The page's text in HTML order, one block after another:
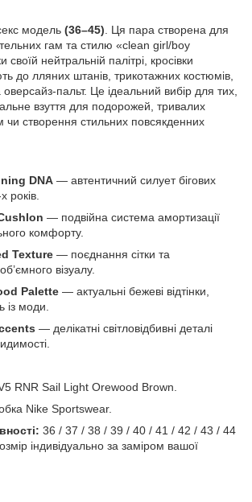
модель (36–45) . Ця пара створена для
гам та стилю «clean girl/boy
нейтральній палітрі, кросівки
до лляних штанів, трикотажних костюмів,
оверсайз-пальт. Це ідеальний вибір для тих,
взуття для подорожей, тривалих
чи створення стильних повсякденних
DNA — автентичний силует бігових
років.
— подвійна система амортизації
комфорту.
Texture — поєднання сітки та
візуалу.
Palette — актуальні бежеві відтінки,
із моди.
— делікатні світловідбивні деталі
RNR Sail Light Orewood Brown.
Nike Sportswear.
36 / 37 / 38 / 39 / 40 / 41 / 42 / 43 / 44
індивідуально за заміром вашої